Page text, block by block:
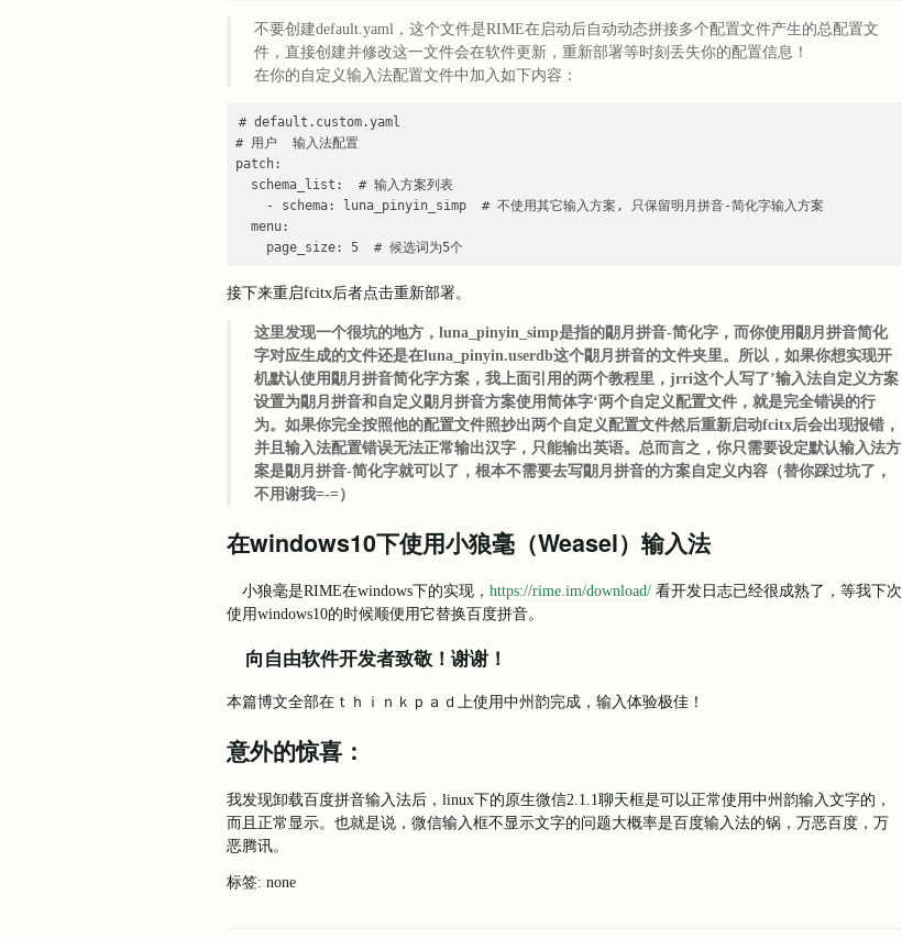
不要创建default.yaml，这个文件是RIME在启动后自动动态拼接多个配置文件产生的总配置文
件，直接创建并修改这一文件会在软件更新，重新部署等时刻丢失你的配置信息！
在你的自定义输入法配置文件中加入如下内容：
# default.custom.yaml
# 用户  输入法配置
patch:
  schema_list:  # 输入方案列表
    - schema: luna_pinyin_simp  # 不使用其它输入方案, 只保留明月拼音-简化字输入方案
  menu:
    page_size: 5  # 候选词为5个
接下来重启fcitx后者点击重新部署。
这里发现一个很坑的地方，luna_pinyin_simp是指的朙月拼音-简化字，而你使用朙月拼音简化
字对应生成的文件还是在luna_pinyin.userdb这个朙月拼音的文件夹里。所以，如果你想实现开
机默认使用朙月拼音简化字方案，我上面引用的两个教程里，jrri这个人写了’输入法自定义方案
设置为朙月拼音和自定义朙月拼音方案使用简体字‘两个自定义配置文件，就是完全错误的行
为。如果你完全按照他的配置文件照抄出两个自定义配置文件然后重新启动fcitx后会出现报错，
并且输入法配置错误无法正常输出汉字，只能输出英语。总而言之，你只需要设定默认输入法方
案是朙月拼音-简化字就可以了，根本不需要去写朙月拼音的方案自定义内容（替你踩过坑了，
不用谢我=-=）
在windows10下使用小狼毫（Weasel）输入法
小狼毫是RIME在windows下的实现， https://rime.im/download/ 看开发日志已经很成熟了，等我下次
使用windows10的时候顺便用它替换百度拼音。
向自由软件开发者致敬！谢谢！
本篇博文全部在ｔｈｉｎｋｐａｄ上使用中州韵完成，输入体验极佳！
意外的惊喜：
我发现卸载百度拼音输入法后，linux下的原生微信2.1.1聊天框是可以正常使用中州韵输入文字的，
而且正常显示。也就是说，微信输入框不显示文字的问题大概率是百度输入法的锅，万恶百度，万
恶腾讯。
标签: none